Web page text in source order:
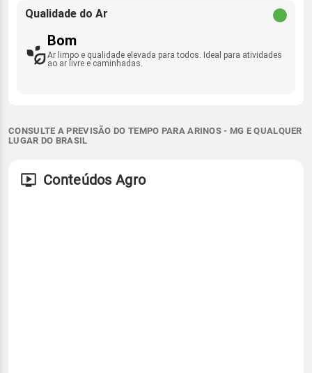
Qualidade do Ar
Bom
Ar limpo e qualidade elevada para todos. Ideal para atividades
ao ar livre e caminhadas.
CONSULTE A PREVISÃO DO TEMPO PARA ARINOS - MG E QUALQUER
LUGAR DO BRASIL
Conteúdos Agro